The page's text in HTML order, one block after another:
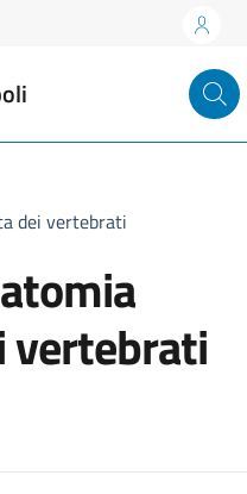
dei vertebrati
vertebrati